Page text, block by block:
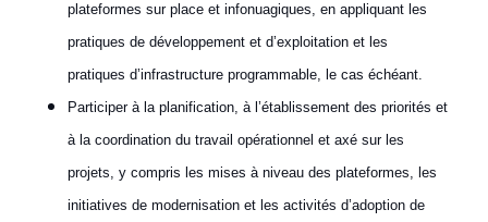
plateformes sur place et infonuagiques, en appliquant les
pratiques de développement et d’exploitation et les
pratiques d’infrastructure programmable, le cas échéant.
Participer à la planification, à l’établissement des priorités et
à la coordination du travail opérationnel et axé sur les
projets, y compris les mises à niveau des plateformes, les
initiatives de modernisation et les activités d’adoption de